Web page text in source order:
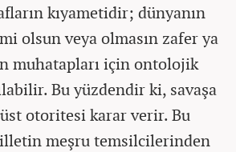
kıyametidir; dünyanın
olsun veya olmasın zafer ya
muhatapları için ontolojik
Bu yüzdendir ki, savaşa
otoritesi karar verir. Bu
meşru temsilcilerinden